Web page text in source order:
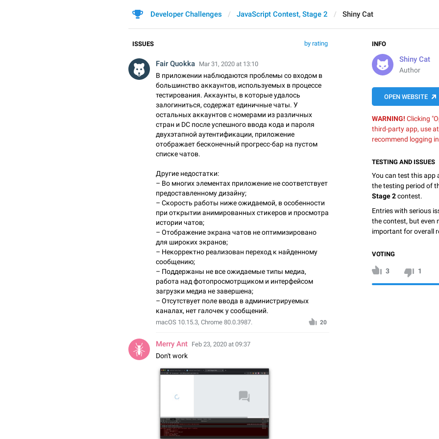
Developer Challenges JavaScript Contest, Stage 2 Shiny Cat
INFO
Shiny Cat
Author
OPEN WEBSITE
WARNING! Clicking
third-party app, use
recommend logging
TESTING AND ISSUES
You can test this app
the testing period of
Stage 2contest.
Entries with serious
the contest, but even
important for overall
VOTING
3 1
by rating
ISSUES
Fair Quokka Mar 31, 2020 at 13:10
В приложении наблюдаются проблемы со входом в
большинство аккаунтов, используемых в процессе
тестирования. Аккаунты, в которые удалось
залогиниться, содержат единичные чаты. У
остальных аккаунтов с номерами из различных
стран и DC после успешного ввода кода и пароля
двухэтапной аутентификации, приложение
отображает бесконечный прогресс-бар на пустом
списке чатов.
Другие недостатки:
– Во многих элементах приложение не соответствует
предоставленному дизайну;
– Скорость работы ниже ожидаемой, в особенности
при открытии анимированных стикеров и просмотра
истории чатов;
– Отображение экрана чатов не оптимизировано
для широких экранов;
– Некорректно реализован переход к найденному
сообщению;
– Поддержаны не все ожидаемые типы медиа,
работа над фотопросмотрщиком и интерфейсом
загрузки медиа не завершена;
– Отсутствует поле ввода в администрируемых
каналах, нет галочек у сообщений.
macOS 10.15.3, Chrome 80.0.3987. 20
Merry Ant Feb 23, 2020 at 09:37
Don't work